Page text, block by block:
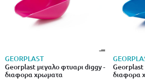
GEORPLAST
Georplast μεγαλο φτυαρι diggy -
διαφορα χρωματα
Georplast
διαφορα